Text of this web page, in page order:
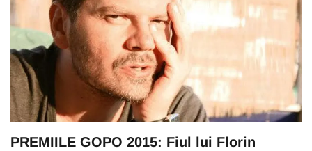
PREMIILE GOPO 2015: Fiul lui Florin